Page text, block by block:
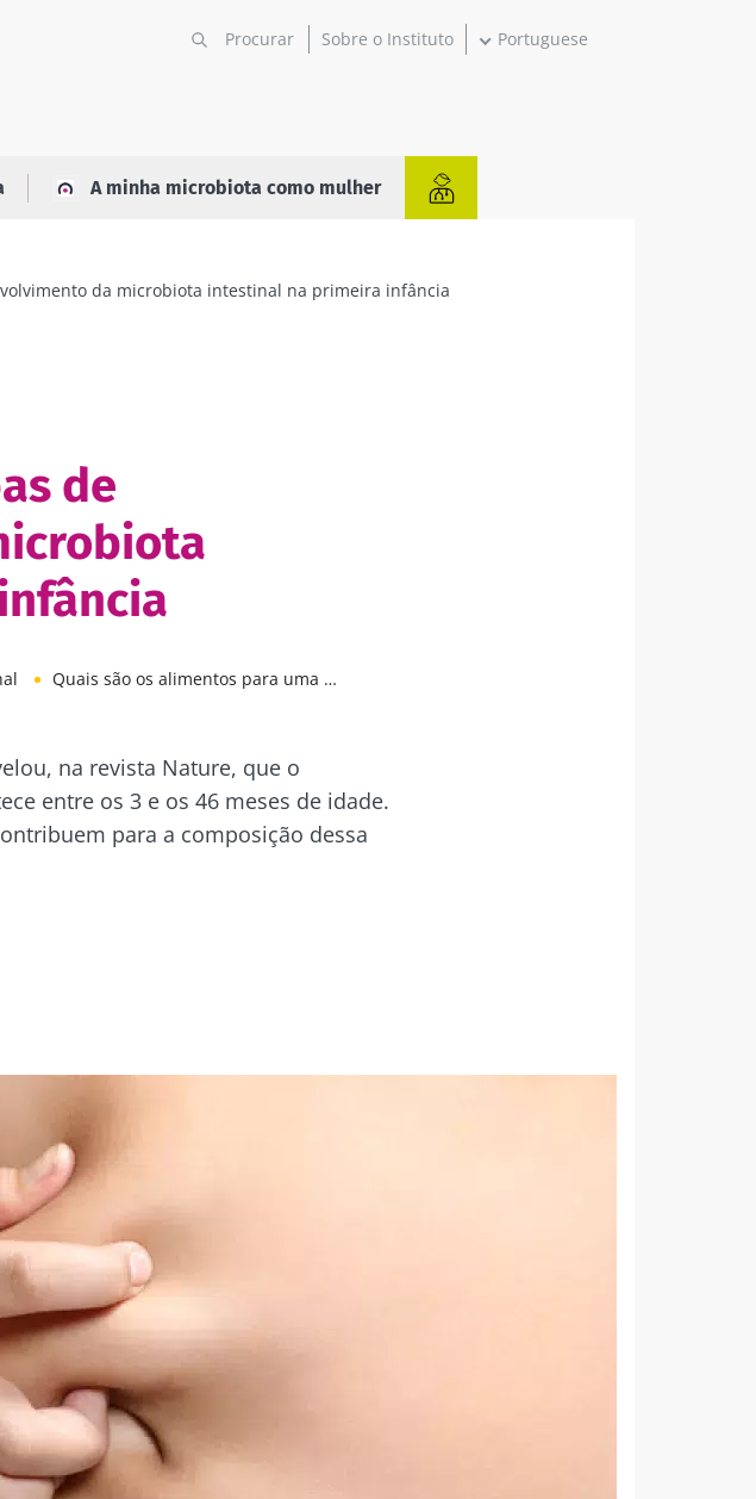
Sobre o Instituto Portuguese
A minha microbiota como mulher
da microbiota intestinal na primeira infância
de
Quais são os alimentos para uma microbiota equilibrada?
na revista Nature, que o
entre os 3 e os 46 meses de idade.
para a composição dessa